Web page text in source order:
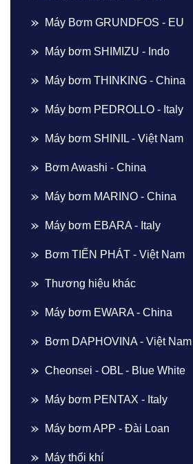
Máy Bơm GRUNDFOS - EU
Máy bơm SHIMIZU - Indo
Máy bơm THINKING - China
Máy bơm PEDROLLO - Italy
Máy bơm SHINIL - Việt Nam
Bơm Awashi - China
Máy bơm MARINO - China
Máy bơm EBARA - Italy
Bơm TIẾN PHÁT - Việt Nam
Thương hiệu khác
Máy bơm EWARA - China
Bơm DAPHOVINA - Việt Nam
Cheonsei - OBL - Blue White
Máy bơm PENTAX - Italy
Máy bơm APP - Đài Loan
Máy thổi khí